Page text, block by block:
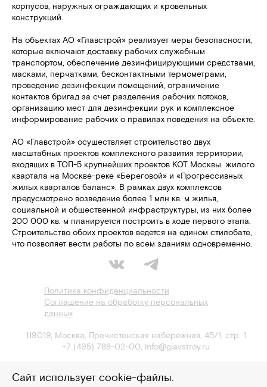
корпусов, наружных ограждающих и кровельных
конструкций.
На объектах АО «Главстрой» реализует меры безопасности,
которые включают доставку рабочих служебным
транспортом, обеспечение дезинфицирующими средствами,
масками, перчатками, бесконтактными термометрами,
проведение дезинфекции помещений, ограничение
контактов бригад за счет разделения рабочих потоков,
организацию мест для дезинфекции рук и комплексное
информирование рабочих о правилах поведения на объекте.
АО «Главстрой» осуществляет строительство двух
масштабных проектов комплексного развития территории,
входящих в ТОП-5 крупнейших проектов КОТ Москвы: жилого
квартала на Москве-реке «Береговой» и «Прогрессивных
жилых кварталов баланс». В рамках двух комплексов
предусмотрено возведение более 1 млн кв. м жилья,
социальной и общественной инфраструктуры, из них более
200 000 кв. м планируется построить в ходе первого этапа.
Строительство обоих проектов ведется на едином стилобате,
что позволяет вести работы по всем зданиям одновременно.
Политика конфиденциальности
Соглашение на обработку персональных
данных
119019, Москва Пречистенская набережная, 45/1, стр. 1
+7 (495) 788-02-00 info@glavstroy.ru
Сайт использует cookie-файлы.